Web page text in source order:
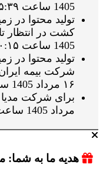
1405 ساعت ۰۵:۰۵:۳۹
تولید محتوا در
1405 ساعت ۰۳:۵۰:۱۵
تولید محتوا در
شرکت بیمه ایران
۱۶ مرداد 1405 ساعت ۰۲:۴۵:۱۰
مرداد 1405 ساعت ۰۲:۱۲:۱۸
هدیه ما به شما: